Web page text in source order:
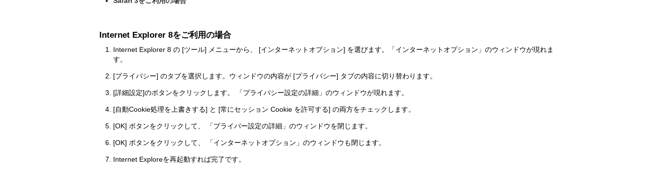
Internet Explorer 8をご利用の場合
Internet Explorer 8 の [ツール] メニューから、 [インターネットオプション] を選びます。「インターネットオプション」のウィンドウが現れま
す。
[プライバシー] のタブを選択します。ウィンドウの内容が [プライバシー] タブの内容に切り替わります。
[詳細設定]のボタンをクリックします。 「プライバシー設定の詳細」のウィンドウが現れます。
[自動Cookie処理を上書きする] と [常にセッション Cookie を許可する] の両方をチェックします。
[OK] ボタンをクリックして、 「プライバー設定の詳細」のウィンドウを閉じます。
[OK] ボタンをクリックして、 「インターネットオプション」のウィンドウも閉じます。
Internet Exploreを再起動すれば完了です。